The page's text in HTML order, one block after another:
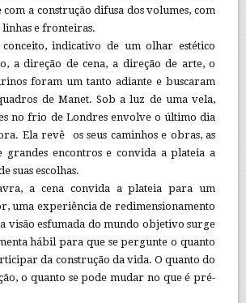
com a construção difusa dos volumes, com
e fronteiras.
indicativo de um olhar estético
a direção de cena, a direção de arte, o
foram um tanto adiante e buscaram
de Manet. Sob a luz de uma vela,
no frio de Londres envolve o último dia
Ela revê os seus caminhos e obras, as
grandes encontros e convida a plateia a
suas escolhas.
a cena convida a plateia para um
uma experiência de redimensionamento
visão esfumada do mundo objetivo surge
hábil para que se pergunte o quanto
da construção da vida. O quanto do
o quanto se pode mudar no que é pré-